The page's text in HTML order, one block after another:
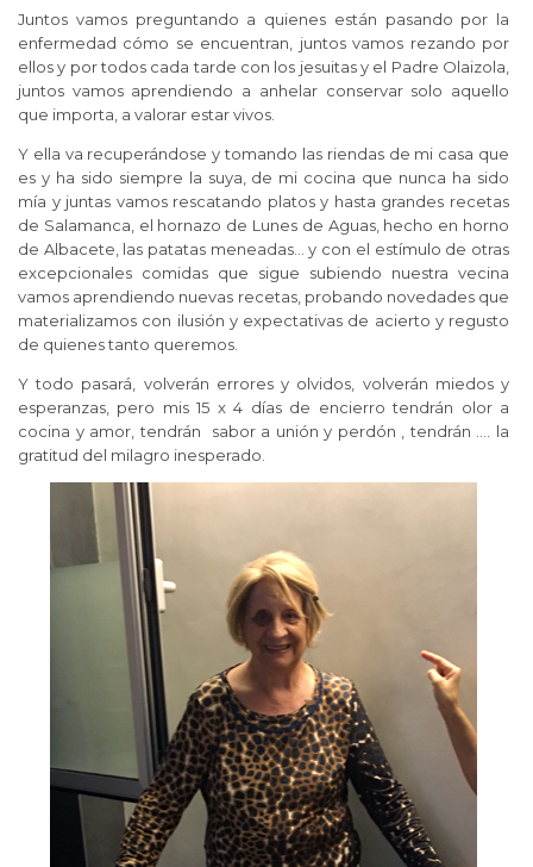
Juntos vamos preguntando a quienes están pasando por la
enfermedad cómo se encuentran, juntos vamos rezando por
ellos y por todos cada tarde con los jesuitas y el Padre Olaizola,
juntos vamos aprendiendo a anhelar conservar solo aquello
que importa, a valorar estar vivos.
Y ella va recuperándose y tomando las riendas de mi casa que
es y ha sido siempre la suya, de mi cocina que nunca ha sido
mía y juntas vamos rescatando platos y hasta grandes recetas
de Salamanca, el hornazo de Lunes de Aguas, hecho en horno
de Albacete, las patatas meneadas… y con el estímulo de otras
excepcionales comidas que sigue subiendo nuestra vecina
vamos aprendiendo nuevas recetas, probando novedades que
materializamos con ilusión y expectativas de acierto y regusto
de quienes tanto queremos.
Y todo pasará, volverán errores y olvidos, volverán miedos y
esperanzas, pero mis 15 x 4 días de encierro tendrán olor a
cocina y amor, tendrán sabor a unión y perdón , tendrán …. la
gratitud del milagro inesperado.